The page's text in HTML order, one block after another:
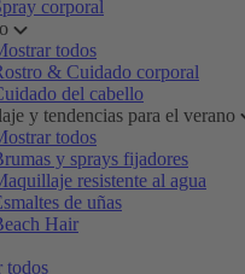
corporal
todos
& Cuidado corporal
del cabello
y tendencias para el verano
todos
y sprays fijadores
resistente al agua
de uñas
Hair
todos